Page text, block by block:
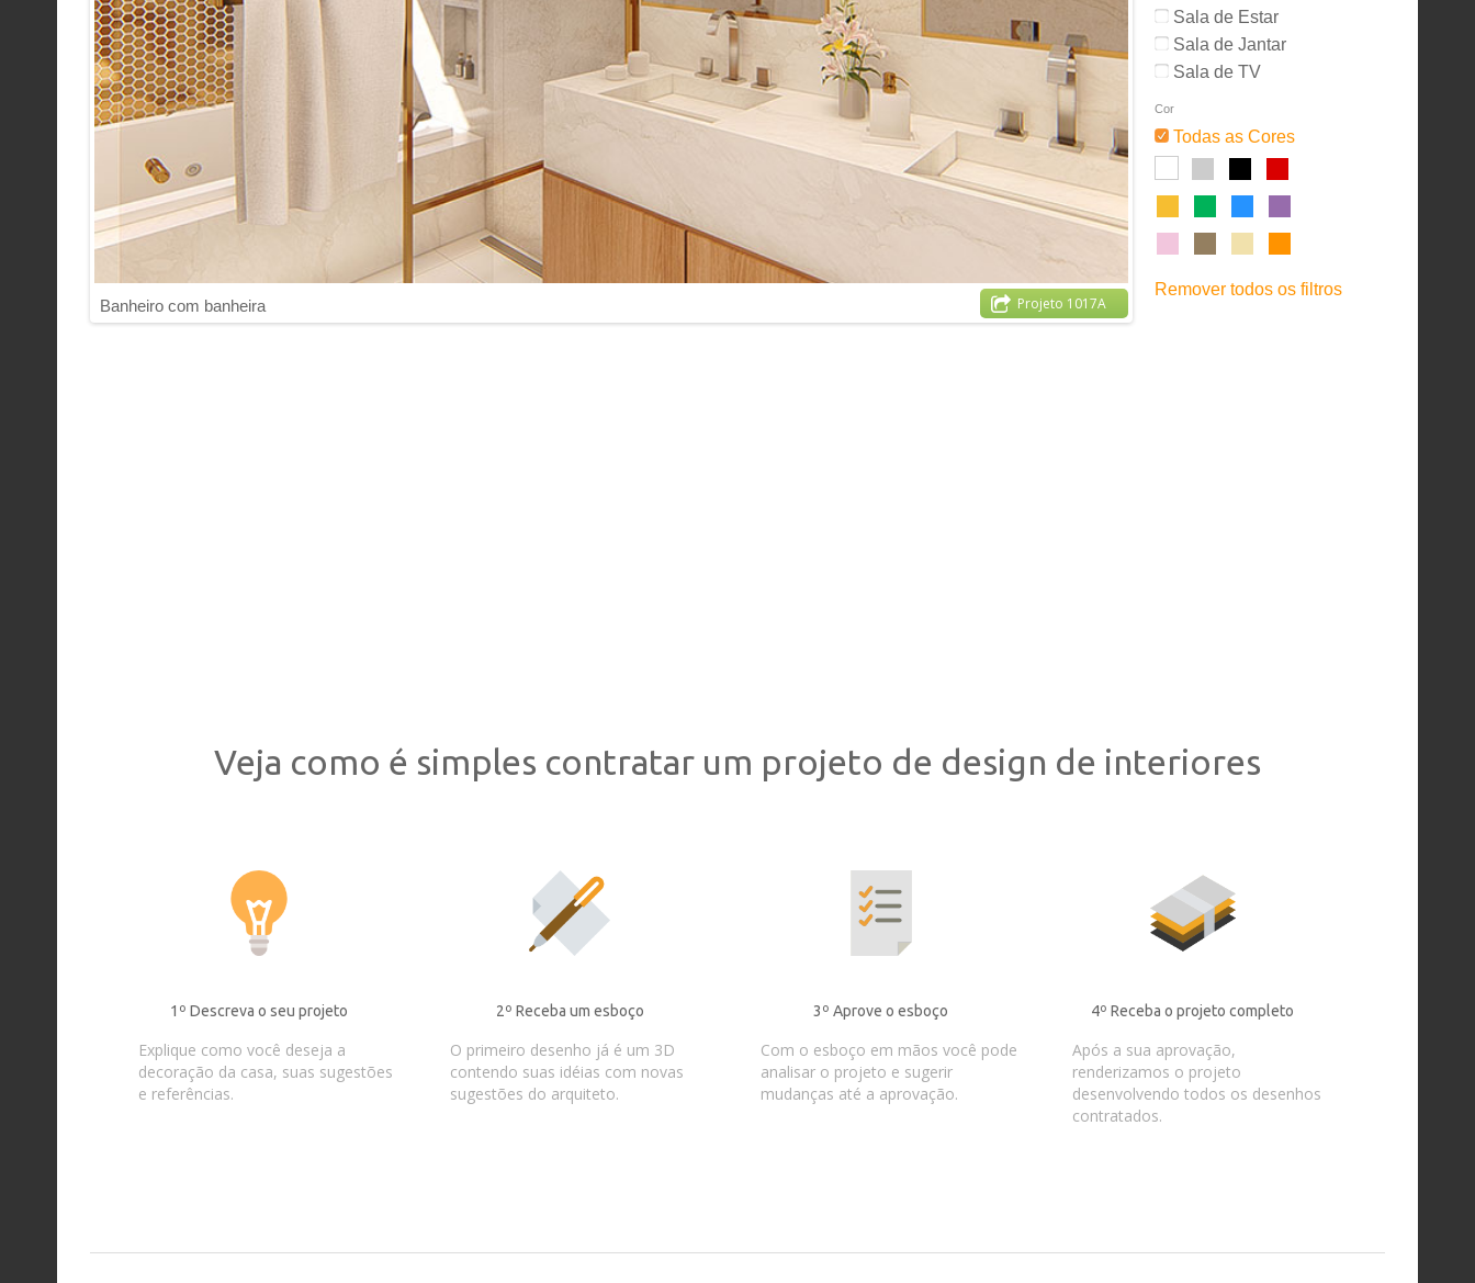
Banheiro com banheira Projeto 1017A
Sala de Estar
Sala de Jantar
Sala de TV
Cor
Todas as Cores
Remover todos os filtros
Veja como é simples contratar um projeto de design de interiores
1º Descreva o seu projeto
Explique como você deseja a
decoração da casa, suas sugestões
e referências.
2º Receba um esboço
O primeiro desenho já é um 3D
contendo suas idéias com novas
sugestões do arquiteto.
3º Aprove o esboço
Com o esboço em mãos você pode
analisar o projeto e sugerir
mudanças até a aprovação.
4º Receba o projeto completo
Após a sua aprovação,
renderizamos o projeto
desenvolvendo todos os desenhos
contratados.